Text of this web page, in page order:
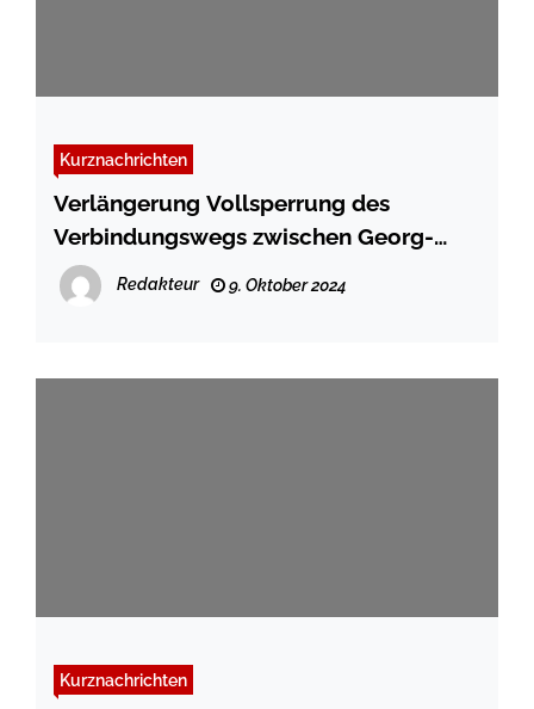
Kurznachrichten
Verlängerung Vollsperrung des
Verbindungswegs zwischen Georg-
Pfingsten-Weg und Friedrichstraße
Redakteur 9. Oktober 2024
Kurznachrichten